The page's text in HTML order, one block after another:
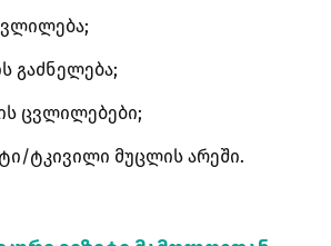
გაძნელება;
ცვლილებები;
ტკივილი მუცლის არეში.